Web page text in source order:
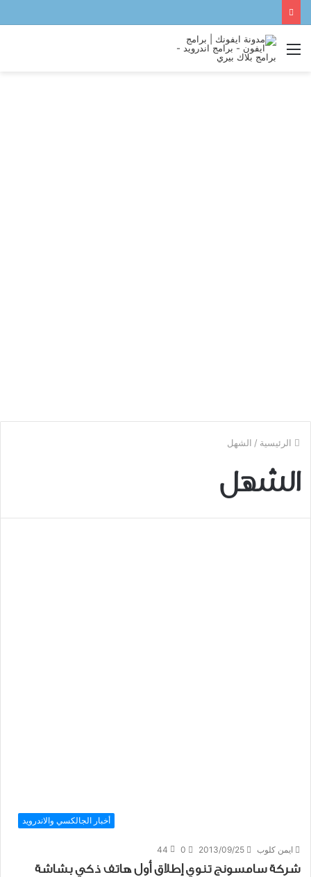
القائمة
الرئيسية / الشهل
الشهل
أخبار الجالكسي والاندرويد
ايمن كلوب 2013/09/25
0
44
شركة سامسونج تنوي إطلاق أول هاتف ذكي بشاشة